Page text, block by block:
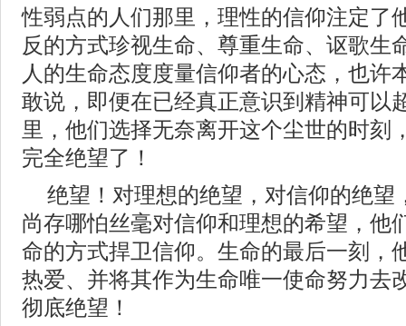
性弱点的人们那里，理性的信仰注定了
反的方式珍视生命、尊重生命、讴歌生
人的生命态度度量信仰者的心态，也许
敢说，即便在已经真正意识到精神可以
里，他们选择无奈离开这个尘世的时刻
完全绝望了！
绝望！对理想的绝望，对信仰的绝望
尚存哪怕丝毫对信仰和理想的希望，他
命的方式捍卫信仰。生命的最后一刻，
热爱、并将其作为生命唯一使命努力去
彻底绝望！